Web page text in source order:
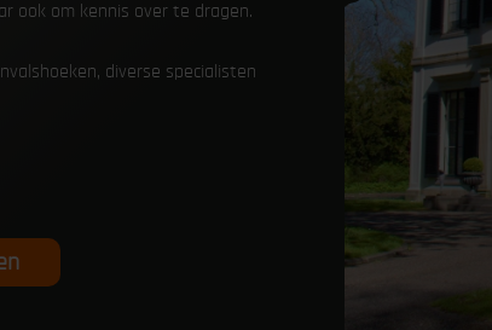
ook om kennis over te dragen.
diverse specialisten